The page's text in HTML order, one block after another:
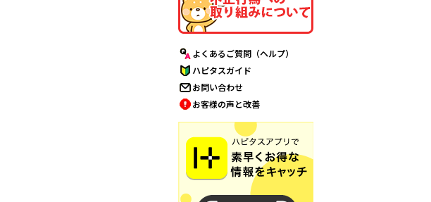
よくあるご質問（ヘルプ）
ハピタスガイド
お問い合わせ
お客様の声と改善